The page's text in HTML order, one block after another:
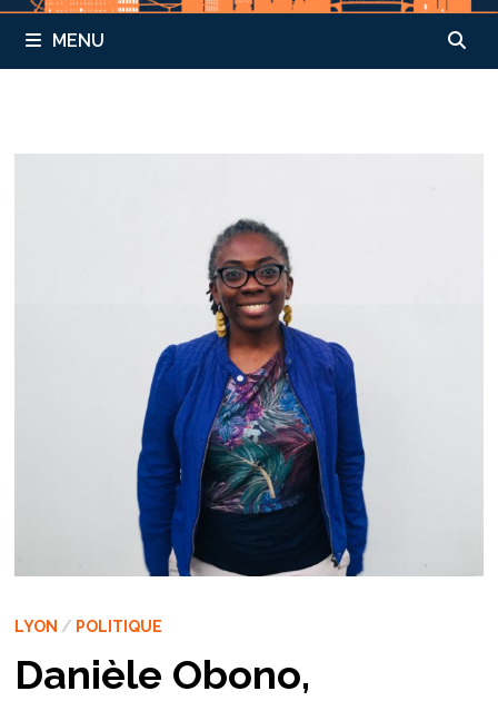
MENU
LYON / POLITIQUE
Danièle Obono,